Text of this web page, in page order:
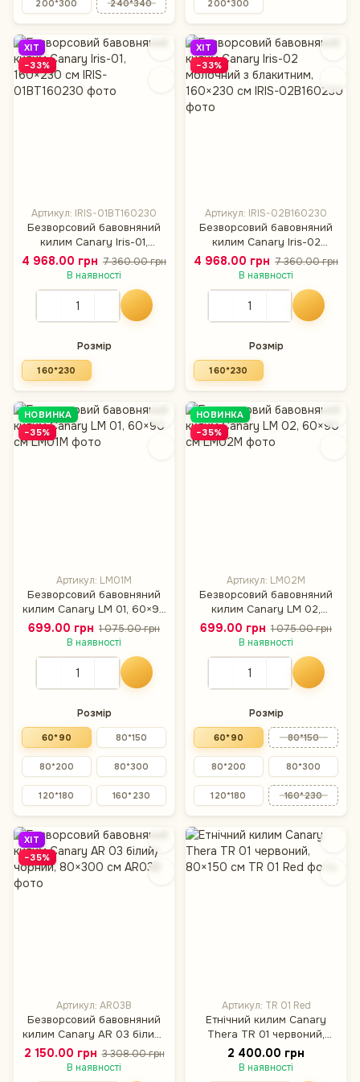
200*300 240*340 200*300
ХІТ
−33%
Артикул: IRIS-01BT160230
Безворсовий бавовняний
килим Canary Iris-01,
160×230 см
4 968.00 грн 7 360.00 грн
В наявності
Розмір
160*230
ХІТ
−33%
Артикул: IRIS-02B160230
Безворсовий бавовняний
килим Canary Iris-02
молочний з блакитним,
160×230 см
4 968.00 грн 7 360.00 грн
В наявності
Розмір
160*230
НОВИНКА
−35%
Артикул: LM01M
Безворсовий бавовняний
килим Canary LM 01, 60×90
см
699.00 грн 1 075.00 грн
В наявності
Розмір
60*90 80*150
80*200 80*300
120*180 160*230
НОВИНКА
−35%
Артикул: LM02M
Безворсовий бавовняний
килим Canary LM 02,
60×90 см
699.00 грн 1 075.00 грн
В наявності
Розмір
60*90 80*150
80*200 80*300
120*180 160*230
ХІТ
−35%
Артикул: AR03B
Безворсовий бавовняний
килим Canary AR 03 білий/
чорний, 80×300 см
2 150.00 грн 3 308.00 грн
В наявності
Артикул: TR 01 Red
Етнічний килим Canary
Thera TR 01 червоний,
80×150 см
2 400.00 грн
В наявності